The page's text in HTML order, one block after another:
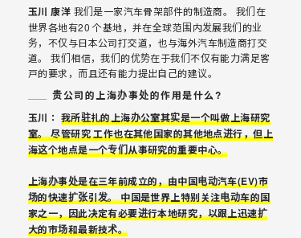
玉川 康洋 我们是一家汽车骨架部件的制造商。 我们在
世界各地有20 个基地，并在全球范围内发展我们的业
务，不仅与日本公司打交道，也与海外汽车制造商打交
道。 我们相信，我们的优势在于我们不仅有能力满足客
戸的要求，而且还有能力提出自己的建议。
贵公司的上海办事处的作用是什么?
玉川： 我所驻扎的上海办公室其实是一个叫做上海研究
室。 尽管研究 工作也在其他国家的其他地点进行，但上
海这个地点是一个专们从事研究的重要中心。
上海办事处是在三年前成立的，由中国电动汽车(EV)市
场的快速扩张引发。 中国是世界上特别关注电动车的国
家之一，因此决定有必要进行本地研究，以跟上迅速扩
大的市场和最新技术。